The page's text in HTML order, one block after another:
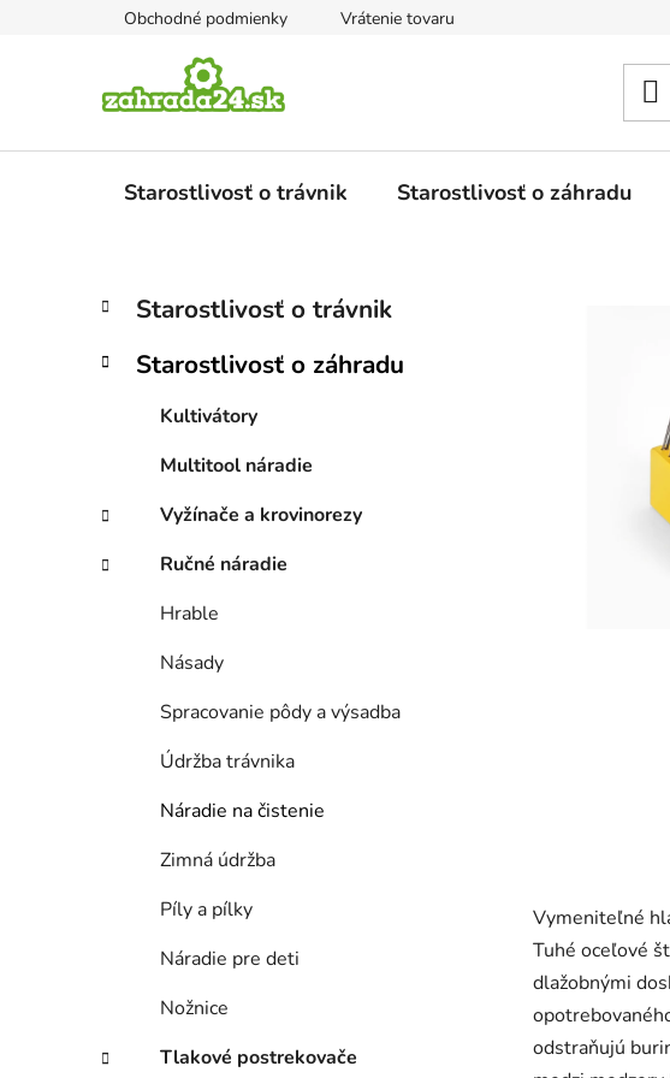
Obchodné podmienky Vrátenie tovaru
Starostlivosť o trávnik Starostlivosť o záhradu
B
č
n
l
Preskočiť
kategórie
K
a
e
e
Starostlivosť o trávnik
Starostlivosť o záhradu
Kultivátory
Multitool náradie
Vyžínače a krovinorezy
Ručné náradie
Hrable
Násady
Spracovanie pôdy a výsadba
Údržba trávnika
Náradie na čistenie
Zimná údržba
Píly a pílky
Náradie pre deti
Nožnice
Tlakové postrekovače
Vymeniteľné
Tuhé oceľové
dlažobnými
odstraňujú